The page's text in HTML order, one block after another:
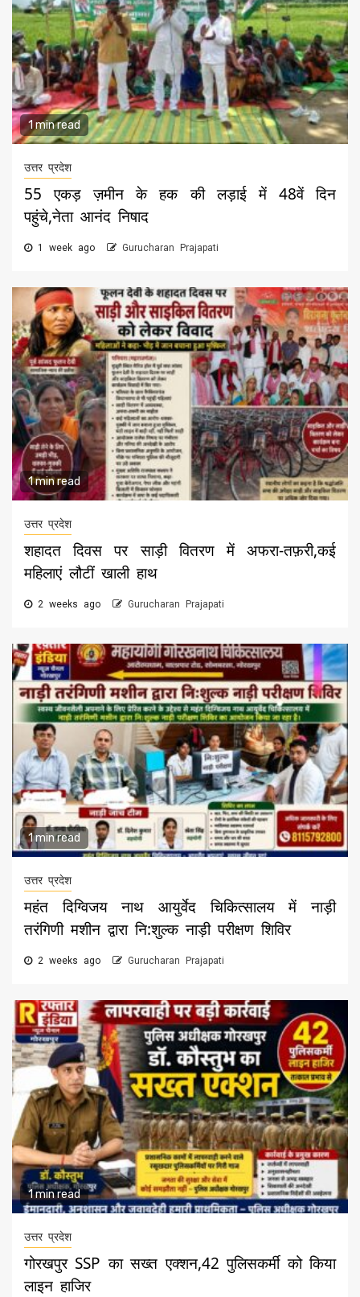
1 min read
उत्तर प्रदेश
55 एकड़ ज़मीन के हक की लड़ाई में 48वें दिन
पहुंचे,नेता आनंद निषाद
1 week ago Gurucharan Prajapati
1 min read
उत्तर प्रदेश
शहादत दिवस पर साड़ी वितरण में अफरा-तफ़री,कई
महिलाएं लौटीं खाली हाथ
2 weeks ago Gurucharan Prajapati
1 min read
उत्तर प्रदेश
महंत दिग्विजय नाथ आयुर्वेद चिकित्सालय में नाड़ी
तरंगिणी मशीन द्वारा नि:शुल्क नाड़ी परीक्षण शिविर
2 weeks ago Gurucharan Prajapati
1 min read
उत्तर प्रदेश
गोरखपुर SSP का सख्त एक्शन,42 पुलिसकर्मी को किया
लाइन हाजिर